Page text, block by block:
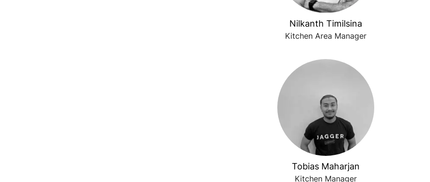
Nilkanth Timilsina
Kitchen Area Manager
Tobias Maharjan
Kitchen Manager